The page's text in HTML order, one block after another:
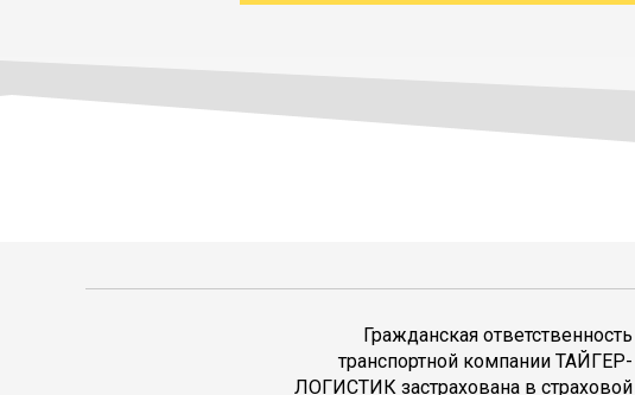
Гражданская ответственность
транспортной компании ТАЙГЕР-
ЛОГИСТИК застрахована в страховой